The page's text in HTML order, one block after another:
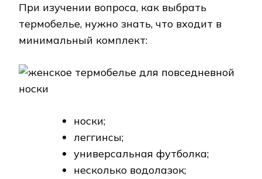
При изучении вопроса, как выбрать
термобелье, нужно знать, что входит в
минимальный комплект:
носки;
леггинсы;
универсальная футболка;
несколько водолазок;